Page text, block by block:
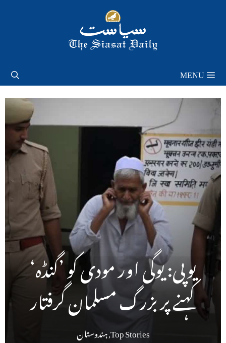
MENU
یوپی: یوگی اور مودی کو ’گنڈہ‘
کہنے پر بزرگ مسلمان گرفتار
Top Stories
,ہندوستان